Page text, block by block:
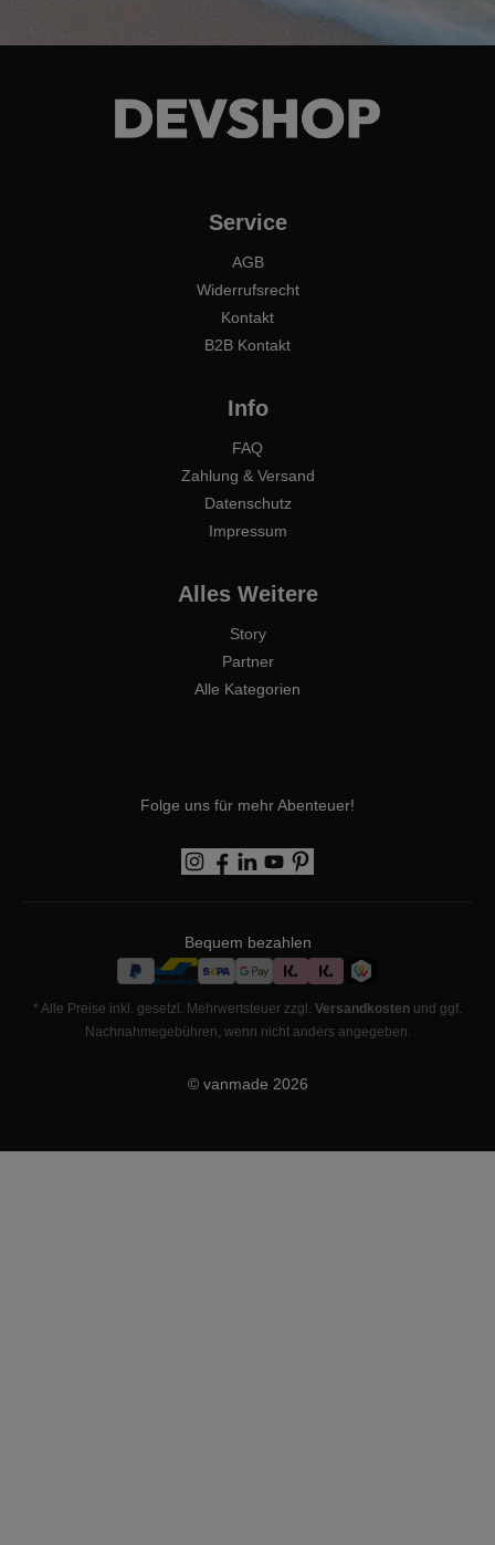
Service
AGB
Widerrufsrecht
Kontakt
B2B Kontakt
Info
FAQ
Zahlung & Versand
Datenschutz
Impressum
Alles Weitere
Story
Partner
Alle Kategorien
Folge uns für mehr Abenteuer!
Bequem bezahlen
* Alle Preise inkl. gesetzl. Mehrwertsteuer zzgl. Versandkosten und ggf.
Nachnahmegebühren, wenn nicht anders angegeben.
© vanmade 2026